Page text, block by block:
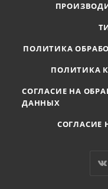
ПОЛИТИКА
ПОЛИТИКА
СОГЛАСИЕ НА
ДАННЫХ
СОГЛАСИЕ